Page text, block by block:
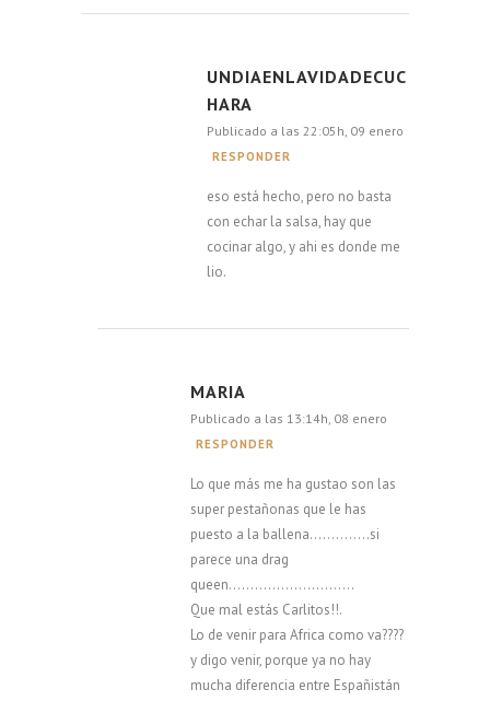
UNDIAENLAVIDADECUC
HARA
Publicado a las 22:05h, 09 enero
RESPONDER
eso está hecho, pero no basta
con echar la salsa, hay que
cocinar algo, y ahi es donde me
lio.
MARIA
Publicado a las 13:14h, 08 enero
RESPONDER
Lo que más me ha gustao son las
super pestañonas que le has
puesto a la ballena…………..si
parece una drag
queen………………………..
Que mal estás Carlitos!!.
Lo de venir para Africa como va????
y digo venir, porque ya no hay
mucha diferencia entre Españistán